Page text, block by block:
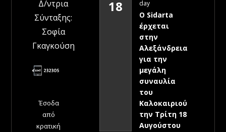
Δ/ντρια
Σύνταξης:
Σοφία
Γκαγκούση
Έσοδα
από
κρατική
18
day
Ο Sidarta
έρχεται
στην
Αλεξάνδρεια
για την
μεγάλη
συναυλία
του
Καλοκαιριού
την Τρίτη 18
Αυγούστου